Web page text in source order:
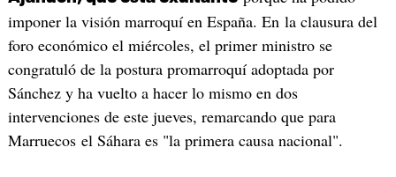
imponer la visión marroquí en España. En la clausura del
foro económico el miércoles, el primer ministro se
congratuló de la postura promarroquí adoptada por
Sánchez y ha vuelto a hacer lo mismo en dos
intervenciones de este jueves, remarcando que para
Marruecos el Sáhara es "la primera causa nacional".